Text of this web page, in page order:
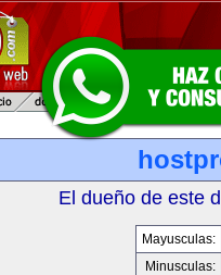
El dueño de este
Mayusculas:
Minusculas: